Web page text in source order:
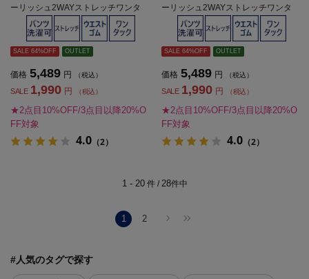
ーリッシュ2WAYストレッチワンタ
ック無地秋冬【レディース】
SALE 64%OFF OUTLET
価格 5,489 円 （税込）
SALE 1,990 円 （税込）
★2点目10%OFF/3点目以降20%O
FF対象
4.0 （2）
ーリッシュ2WAYストレッチワンタ
ック無地秋冬【レディース】
SALE 64%OFF OUTLET
価格 5,489 円 （税込）
SALE 1,990 円 （税込）
★2点目10%OFF/3点目以降20%O
FF対象
4.0 （2）
1 - 20件 / 28件中
1 2
#人気のタグで探す